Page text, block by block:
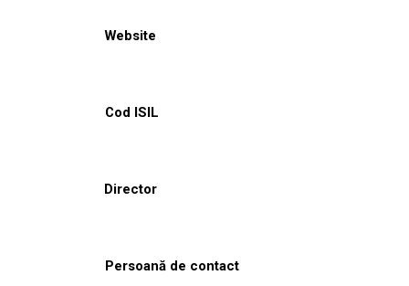
Website
Cod ISIL
Director
Persoană de contact